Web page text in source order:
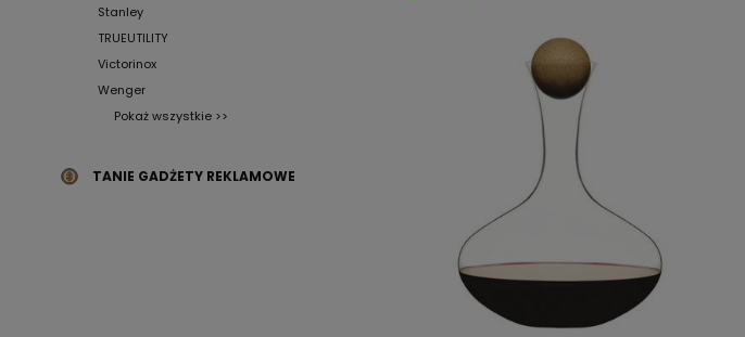
Stanley
TRUEUTILITY
Victorinox
Wenger
Pokaż wszystkie >>
TANIE GADŻETY REKLAMOWE